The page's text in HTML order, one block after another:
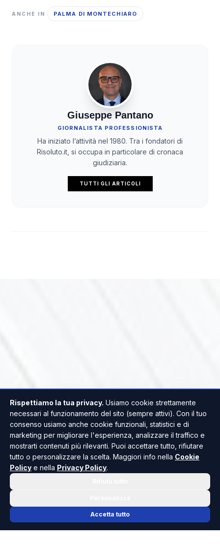
ANCHE IN PALMA DI MONTECHIARO
Giuseppe Pantano
GIORNALISTA PROFESSIONISTA
Ha iniziato l’attività nel 1980. Tra i fondatori di
Risoluto.it, si occupa in particolare di cronaca
giudiziaria.
TUTTI GLI ARTICOLI
Rispettiamo la tua privacy. Usiamo cookie strettamente
necessari al funzionamento del sito (sempre attivi). Con il tuo
consenso usiamo anche cookie funzionali, statistici e di
marketing per migliorare l'esperienza, analizzare il traffico e
mostrarti contenuti più rilevanti. Puoi accettare tutto, rifiutare
tutto o personalizzare la scelta. Maggiori info nella Cookie
Policy e nella Privacy Policy.
Accetta tutto